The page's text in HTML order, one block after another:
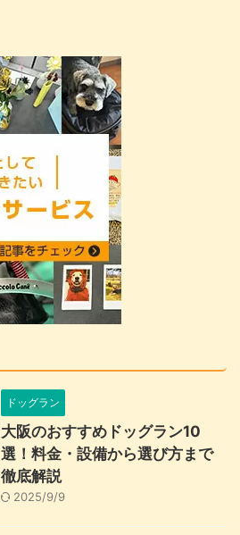
ドッグラン
大阪のおすすめドッグラン10
選！料金・設備から選び方まで
徹底解説
2025/9/9